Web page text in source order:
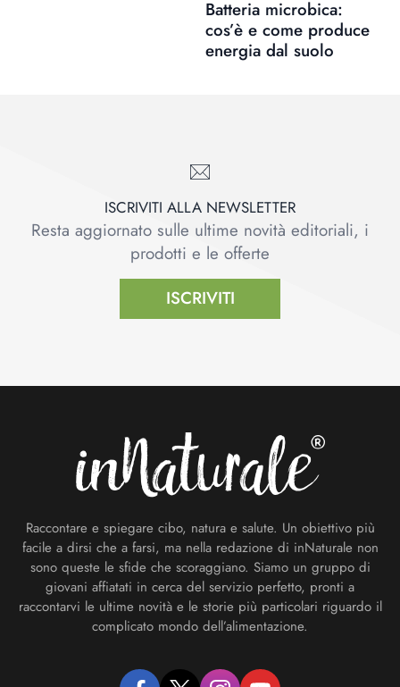
Batteria microbica:
cos’è e come produce
energia dal suolo
ISCRIVITI ALLA NEWSLETTER
Resta aggiornato sulle ultime novità editoriali, i
prodotti e le offerte
ISCRIVITI
Raccontare e spiegare cibo, natura e salute. Un obiettivo più
facile a dirsi che a farsi, ma nella redazione di inNaturale non
sono queste le sfide che scoraggiano. Siamo un gruppo di
giovani affiatati in cerca del servizio perfetto, pronti a
raccontarvi le ultime novità e le storie più particolari riguardo il
complicato mondo dell’alimentazione.